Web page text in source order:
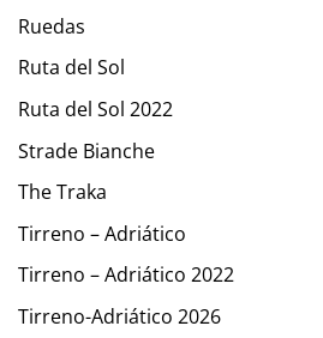
Ruedas
Ruta del Sol
Ruta del Sol 2022
Strade Bianche
The Traka
Tirreno – Adriático
Tirreno – Adriático 2022
Tirreno-Adriático 2026